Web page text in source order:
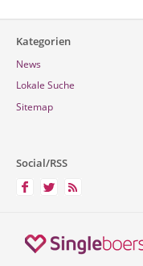
Kategorien
News
Lokale Suche
Sitemap
Social/RSS